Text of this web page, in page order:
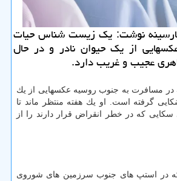
نوشت: یك زیست شناس حیات
از یك حیوان نادر و در حال
عجیب و غریب دارد.
۵۰ ساله در مسافرت به جنوب روسیه عكسهایی از یك
گرفته است. او یك هفته منتظر ماند تا
كه در خطر انقراض قرار دارند را از
در استپ های جنوب سرزمین های شوروی